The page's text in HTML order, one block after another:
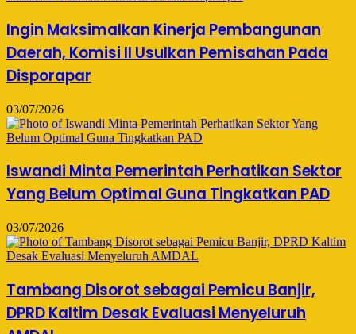
Ingin Maksimalkan Kinerja Pembangunan
Daerah, Komisi II Usulkan Pemisahan Pada
Disporapar
03/07/2026
Iswandi Minta Pemerintah Perhatikan Sektor
Yang Belum Optimal Guna Tingkatkan PAD
03/07/2026
Tambang Disorot sebagai Pemicu Banjir,
DPRD Kaltim Desak Evaluasi Menyeluruh